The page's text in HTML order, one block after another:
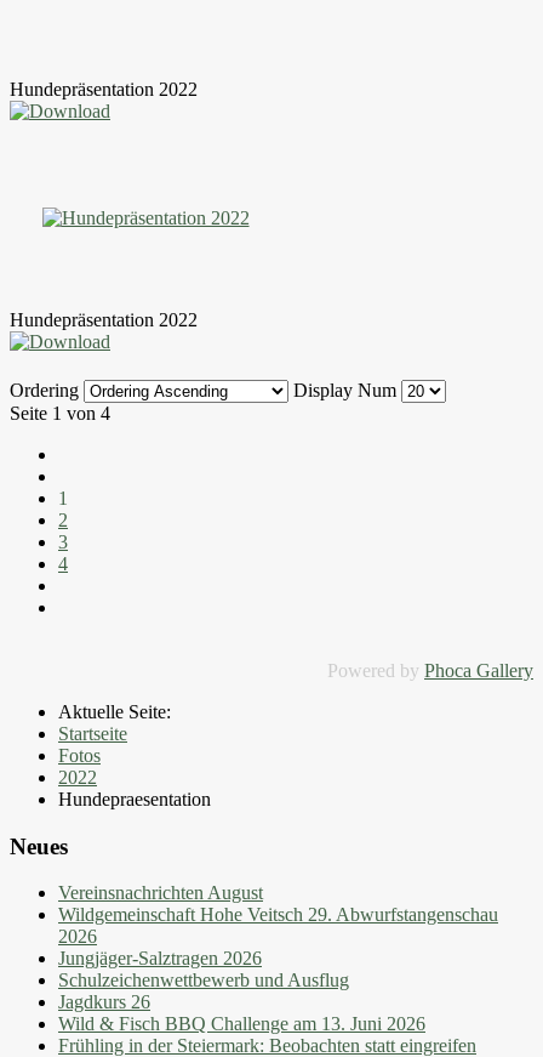
Hundepräsentation 2022
Hundepräsentation 2022
Ordering
Display Num
Seite 1 von 4
1
2
3
4
Powered by Phoca Gallery
Aktuelle Seite:
Startseite
Fotos
2022
Hundepraesentation
Neues
Vereinsnachrichten August
Wildgemeinschaft Hohe Veitsch 29. Abwurfstangenschau
2026
Jungjäger-Salztragen 2026
Schulzeichenwettbewerb und Ausflug
Jagdkurs 26
Wild & Fisch BBQ Challenge am 13. Juni 2026
Frühling in der Steiermark: Beobachten statt eingreifen